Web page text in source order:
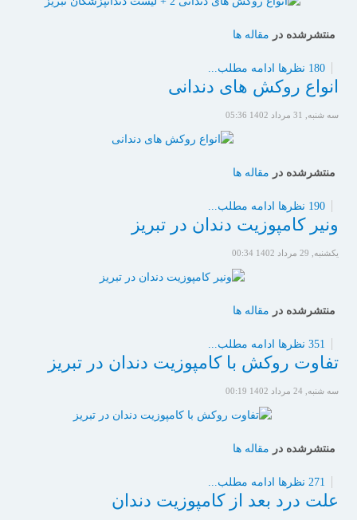
منتشرشده در مقاله ها
180 نظرها ادامه مطلب...
انواع روکش های دندانی
سه شنبه, 31 مرداد 1402 05:36
منتشرشده در مقاله ها
190 نظرها ادامه مطلب...
ونیر کامپوزیت دندان در تبریز
یکشنبه, 29 مرداد 1402 00:34
منتشرشده در مقاله ها
351 نظرها ادامه مطلب...
تفاوت روکش با کامپوزیت دندان در تبریز
سه شنبه, 24 مرداد 1402 00:19
منتشرشده در مقاله ها
271 نظرها ادامه مطلب...
علت درد بعد از کامپوزیت دندان